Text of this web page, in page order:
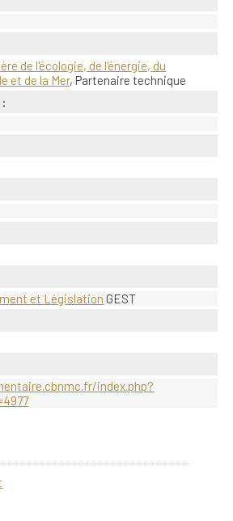
de l'écologie, de l'énergie, du
et de la Mer, Partenaire technique
et Législation GEST
index.php?